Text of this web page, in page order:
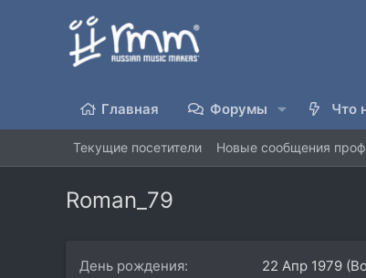
Главная Форумы Что
Текущие посетители Новые сообщения
Roman_79
День рождения
22 Апр 1979